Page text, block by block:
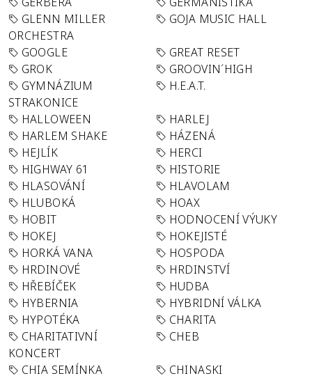
GLENN MILLER
ORCHESTRA
GOJA MUSIC HALL
GOOGLE
GREAT RESET
GROK
GROOVIN´HIGH
GYMNÁZIUM
STRAKONICE
H.E.A.T.
HALLOWEEN
HARLEJ
HARLEM SHAKE
HÁZENÁ
HEJLÍK
HERCI
HIGHWAY 61
HISTORIE
HLASOVÁNÍ
HLAVOLAM
HLUBOKÁ
HOAX
HOBIT
HODNOCENÍ VÝUKY
HOKEJ
HOKEJISTÉ
HORKÁ VANA
HOSPODA
HRDINOVÉ
HRDINSTVÍ
HŘEBÍČEK
HUDBA
HYBERNIA
HYBRIDNÍ VÁLKA
HYPOTÉKA
CHARITA
CHARITATIVNÍ
KONCERT
CHEB
CHIA SEMÍNKA
CHINASKI